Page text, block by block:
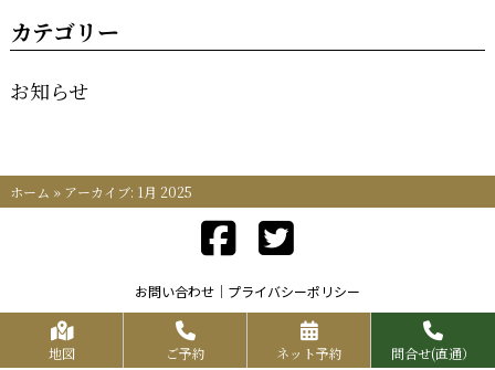
カテゴリー
お知らせ
ホーム » アーカイブ: 1月 2025
お問い合わせ プライバシーポリシー
Copyrights KR FOOD SERVICE All Rights Reserved.
地図 ご予約 ネット予約 問合せ(直通）